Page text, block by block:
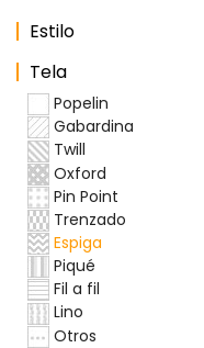
Estilo
Tela
Popelin
Gabardina
Twill
Oxford
Pin Point
Trenzado
Espiga
Piqué
Fil a fil
Lino
Otros